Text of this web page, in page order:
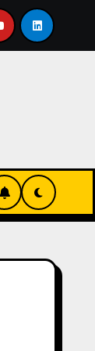
Chiquitina